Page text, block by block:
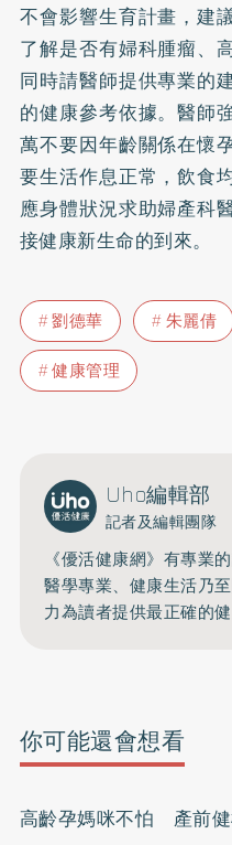
不會影響生育計畫，建
了解是否有婦科腫瘤、
同時請醫師提供專業的
的健康參考依據。醫師
萬不要因年齡關係在懷
要生活作息正常，飲食
應身體狀況求助婦產科
接健康新生命的到來。
劉德華 朱麗倩
健康管理
Uho編輯部
記者及編輯團隊
《優活健康網》有專業
醫學專業、健康生活乃
力為讀者提供最正確的
你可能還會想看
高齡孕媽咪不怕 產前